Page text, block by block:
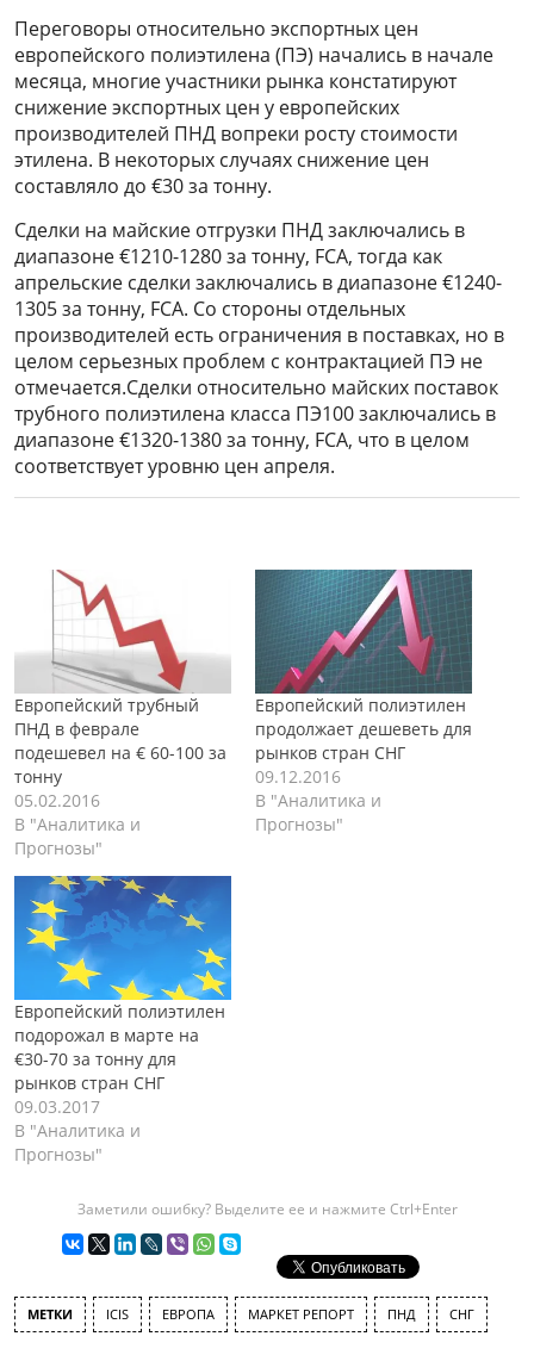
Переговоры относительно экспортных цен
европейского полиэтилена (ПЭ) начались в начале
месяца, многие участники рынка констатируют
снижение экспортных цен у европейских
производителей ПНД вопреки росту стоимости
этилена. В некоторых случаях снижение цен
составляло до €30 за тонну.
Сделки на майские отгрузки ПНД заключались в
диапазоне €1210-1280 за тонну, FCA, тогда как
апрельские сделки заключались в диапазоне €1240-
1305 за тонну, FCA. Со стороны отдельных
производителей есть ограничения в поставках, но в
целом серьезных проблем с контрактацией ПЭ не
отмечается.Сделки относительно майских поставок
трубного полиэтилена класса ПЭ100 заключались в
диапазоне €1320-1380 за тонну, FCA, что в целом
соответствует уровню цен апреля.
Европейский трубный
ПНД в феврале
подешевел на € 60-100 за
тонну
05.02.2016
В "Аналитика и
Прогнозы"
Европейский полиэтилен
продолжает дешеветь для
рынков стран СНГ
09.12.2016
В "Аналитика и
Прогнозы"
Европейский полиэтилен
подорожал в марте на
€30-70 за тонну для
рынков стран СНГ
09.03.2017
В "Аналитика и
Прогнозы"
Заметили ошибку? Выделите ее и нажмите Ctrl+Enter
МЕТКИ ICIS ЕВРОПА МАРКЕТ РЕПОРТ ПНД СНГ